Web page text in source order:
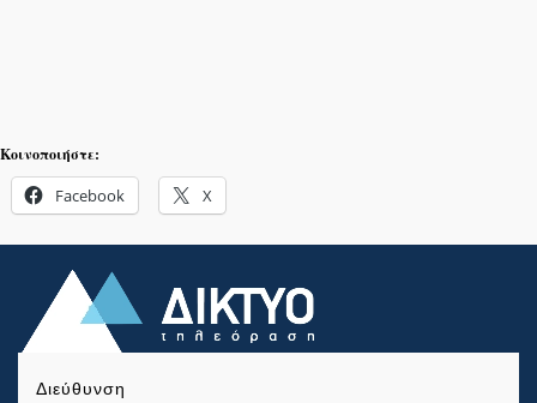
Κοινοποιήστε:
Facebook X
Διεύθυνση